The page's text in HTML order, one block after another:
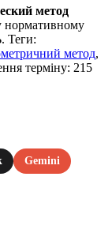
метод
нормативному
Теги:
метод,
терміну: 215
Gemini